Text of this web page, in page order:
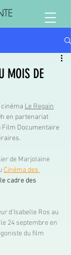
MOIS DE
cinéma
Le Regain
en partenariat
Film Documentaire
de Marjolaine
Cinéma des
cadre des
d'Isabelle Ros au
24 septembre en
du film